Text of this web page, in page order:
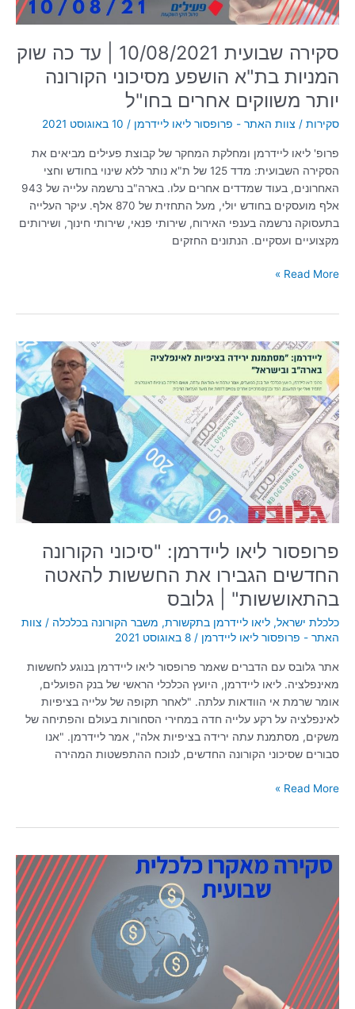
סקירה שבועית 10/08/2021 | עד כה שוק
המניות בת"א הושפע מסיכוני הקורונה
יותר משווקים אחרים בחו"ל
סקירות / צוות האתר - פרופסור ליאו ליידרמן / 10 באוגוסט 2021
פרופ' ליאו ליידרמן ומחלקת המחקר של קבוצת פעילים מביאים את
הסקירה השבועית: מדד 125 של ת"א נותר ללא שינוי בחודש וחצי
האחרונים, בעוד שמדדים אחרים עלו. בארה"ב נרשמה עלייה של 943
אלף מועסקים בחודש יולי, מעל התחזית של 870 אלף. עיקר העלייה
בתעסוקה נרשמה בענפי האירוח, שירותי פנאי, שירותי חינוך, ושירותים
מקצועיים ועסקיים. הנתונים החזקים
הושפע
מסיכוני
יותר
משווקים
אחרים
Read More »
פרופסור ליאו ליידרמן: "סיכוני הקורונה
החדשים הגבירו את החששות להאטה
בהתאוששות" | גלובס
כלכלת ישראל, ליאו ליידרמן בתקשורת, משבר הקורונה בכלכלה / צוות
האתר - פרופסור ליאו ליידרמן / 8 באוגוסט 2021
אתר גלובס עם הדברים שאמר פרופסור ליאו ליידרמן בנוגע לחששות
מאינפלציה. ליאו ליידרמן, היועץ הכלכלי הראשי של בנק הפועלים,
אומר שרמת אי הוודאות עלתה. "לאחר תקופה של עלייה בציפיות
לאינפלציה על רקע עלייה חדה במחירי הסחורות בעולם והפתיחה של
משקים, מסתמנת עתה ירידה בציפיות אלה", אמר ליידרמן. "אנו
סבורים שסיכוני הקורונה החדשים, לנוכח ההתפשטות המהירה
פרופסור
ליאו
ליידרמן:
"סיכוני
הקורונה
החדשים
הגבירו
את
החששות
להאטה
בהתאוששות"
גלובס
Read More »
סקירה
שבועית
04/08/2021
|
חרף
סיכוני
הקורונה
מדדי
המניות